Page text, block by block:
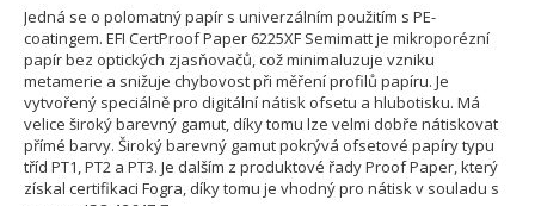
Jedná se o polomatný papír s univerzálním použitím s PE-
coatingem. EFI CertProof Paper 6225XF Semimatt je mikroporézní
papír bez optických zjasňovačů, což minimaluzuje vzniku
metamerie a snižuje chybovost při měření profilů papíru. Je
vytvořený speciálně pro digitální nátisk ofsetu a hlubotisku. Má
velice široký barevný gamut, díky tomu lze velmi dobře nátiskovat
přímé barvy. Široký barevný gamut pokrývá ofsetové papíry typu
tříd PT1, PT2 a PT3. Je dalším z produktové řady Proof Paper, který
získal certifikaci Fogra, díky tomu je vhodný pro nátisk v souladu s